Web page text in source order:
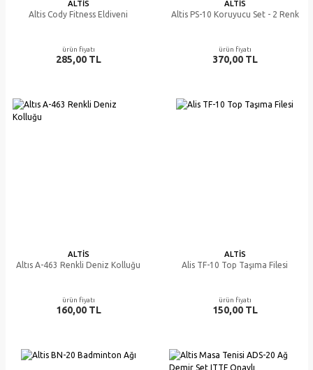
ALTIS
Altis Cody Fitness Eldiveni
ürün fiyatı
285,00 TL
ALTIS
Altis PS-10 Koruyucu Set - 2 Renk
ürün fiyatı
370,00 TL
ALTIS
Altıs A-463 Renkli Deniz Kolluğu
ürün fiyatı
160,00 TL
ALTIS
Alis TF-10 Top Taşıma Filesi
ürün fiyatı
150,00 TL